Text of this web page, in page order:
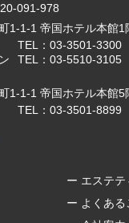
091-978
1-1-1 帝国ホテル本館1
TEL：03-3501-3300
TEL：03-5510-3105
1-1-1 帝国ホテル本館5
TEL：03-3501-8899
ー エステ
ー よくある